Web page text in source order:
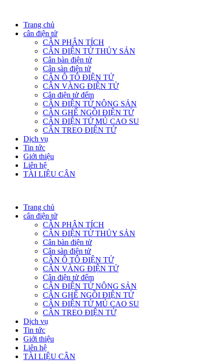
Trang chủ
cân điện tử
CÂN PHÂN TÍCH
CÂN ĐIỆN TỬ THỦY SẢN
Cân bàn điện tử
Cân sàn điện tử
CÂN Ô TÔ ĐIỆN TỬ
CÂN VÀNG ĐIỆN TỬ
Cân điện tử đếm
CÂN ĐIỆN TỬ NÔNG SẢN
CÂN GHẾ NGỒI ĐIỆN TỬ
CÂN ĐIỆN TỬ MỦ CAO SU
CÂN TREO ĐIỆN TỬ
Dịch vụ
Tin tức
Giới thiệu
Liên hệ
TÀI LIỆU CÂN
Trang chủ
cân điện tử
CÂN PHÂN TÍCH
CÂN ĐIỆN TỬ THỦY SẢN
Cân bàn điện tử
Cân sàn điện tử
CÂN Ô TÔ ĐIỆN TỬ
CÂN VÀNG ĐIỆN TỬ
Cân điện tử đếm
CÂN ĐIỆN TỬ NÔNG SẢN
CÂN GHẾ NGỒI ĐIỆN TỬ
CÂN ĐIỆN TỬ MỦ CAO SU
CÂN TREO ĐIỆN TỬ
Dịch vụ
Tin tức
Giới thiệu
Liên hệ
TÀI LIỆU CÂN